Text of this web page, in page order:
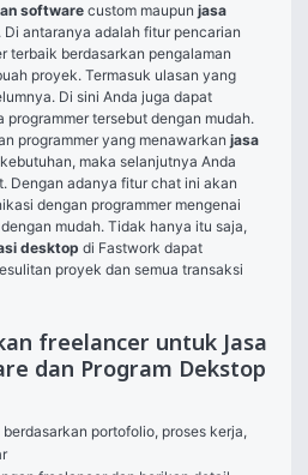
software custom maupun jasa
. Di antaranya adalah fitur pencarian
terbaik berdasarkan pengalaman
proyek. Termasuk ulasan yang
Di sini Anda juga dapat
programmer tersebut dengan mudah.
programmer yang menawarkan jasa
maka selanjutnya Anda
Dengan adanya fitur chat ini akan
dengan programmer mengenai
desktop di Fastwork dapat
proyek dan semua transaksi
freelancer untuk Jasa
dan Program Dekstop
portofolio, proses kerja,